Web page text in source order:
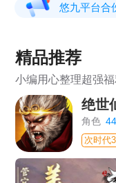
悠九平台合
精品推荐
小编用心整理超强福
绝世
角色